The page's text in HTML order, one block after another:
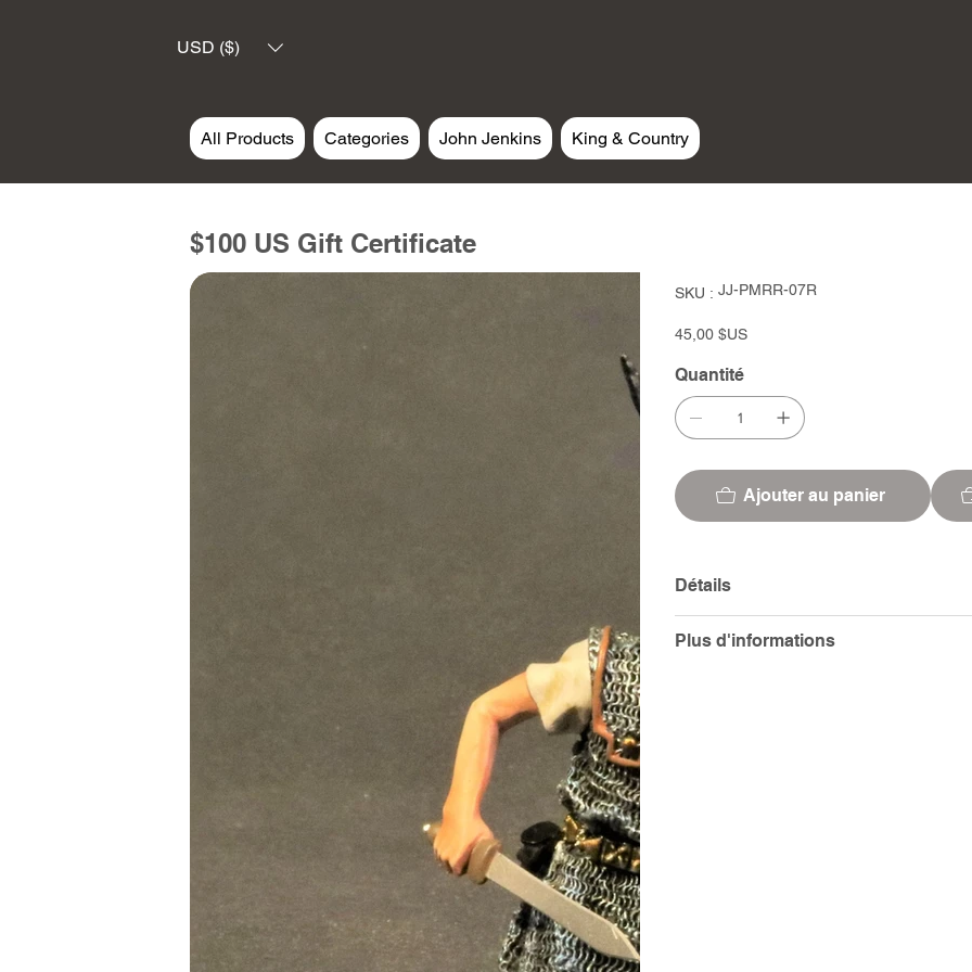
USD ($)
All Products Categories John Jenkins King & Country
$100 US Gift Certificate
SKU :
SKU
JJ-
JJ-PMRR-07R
Prix
45,00 $US
Quantité
Ajouter au panier
Détails
Plus d'informations